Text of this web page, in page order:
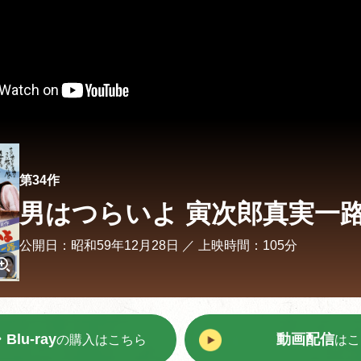
第34作
男はつらいよ 寅次郎真実一
公開日：昭和59年12月28日 ／ 上映時間：105分
Blu-rayの購入はこちら 動画配信は